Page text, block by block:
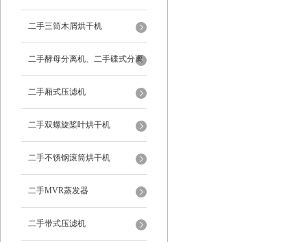
二手三筒木屑烘干机
二手酵母分离机、二手碟式分离
机
二手厢式压滤机
二手双螺旋桨叶烘干机
二手不锈钢滚筒烘干机
二手MVR蒸发器
二手带式压滤机